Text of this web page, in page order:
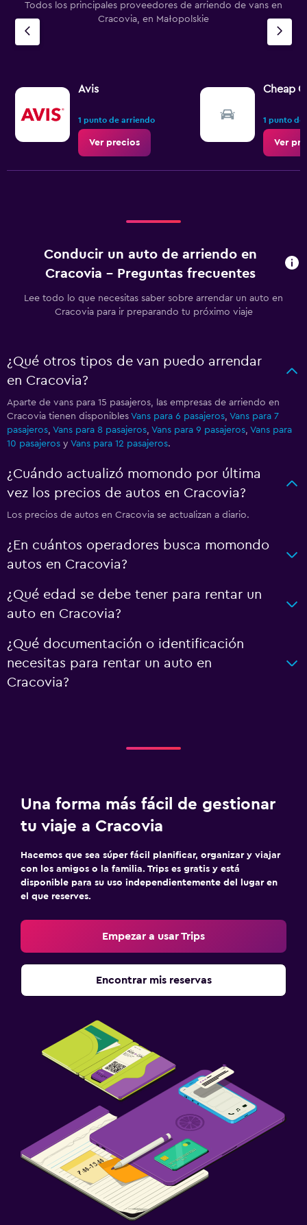
Todos los principales proveedores de arriendo de vans en
Cracovia, en Małopolskie
Avis
1 punto de arriendo
Ver precios
Cheap
1 punto de
Ver
Conducir un auto de arriendo en
Cracovia - Preguntas frecuentes
Lee todo lo que necesitas saber sobre arrendar un auto en
Cracovia para ir preparando tu próximo viaje
¿Qué otros tipos de van puedo arrendar
en Cracovia?
Aparte de vans para 15 pasajeros, las empresas de arriendo en
Cracovia tienen disponibles Vans para 6 pasajeros, Vans para 7
pasajeros, Vans para 8 pasajeros, Vans para 9 pasajeros, Vans para
10 pasajeros y Vans para 12 pasajeros.
¿Cuándo actualizó momondo por última
vez los precios de autos en Cracovia?
Los precios de autos en Cracovia se actualizan a diario.
¿En cuántos operadores busca momondo
autos en Cracovia?
¿Qué edad se debe tener para rentar un
auto en Cracovia?
¿Qué documentación o identificación
necesitas para rentar un auto en
Cracovia?
Una forma más fácil de gestionar
tu viaje a Cracovia
Hacemos que sea súper fácil planificar, organizar y viajar
con los amigos o la familia. Trips es gratis y está
disponible para su uso independientemente del lugar en
el que reserves.
Empezar a usar Trips
Encontrar mis reservas